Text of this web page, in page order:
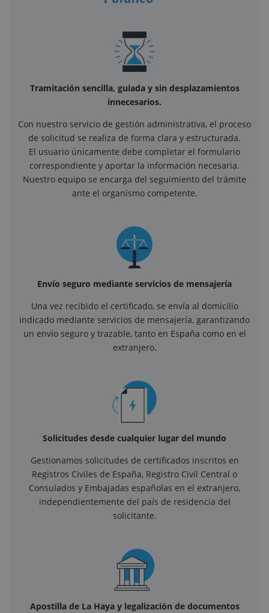
Tramitación sencilla, guiada y sin desplazamientos
innecesarios.
Con nuestro servicio de gestión administrativa, el proceso
de solicitud se realiza de forma clara y estructurada.
El usuario únicamente debe completar el formulario
correspondiente y aportar la información necesaria.
Nuestro equipo se encarga del seguimiento del trámite
ante el organismo competente.
Envío seguro mediante servicios de mensajería
Una vez recibido el certificado, se envía al domicilio
indicado mediante servicios de mensajería, garantizando
un envío seguro y trazable, tanto en España como en el
extranjero.
Solicitudes desde cualquier lugar del mundo
Gestionamos solicitudes de certificados inscritos en
Registros Civiles de España, Registro Civil Central o
Consulados y Embajadas españolas en el extranjero,
independientemente del país de residencia del
solicitante.
Apostilla de La Haya y legalización de documentos